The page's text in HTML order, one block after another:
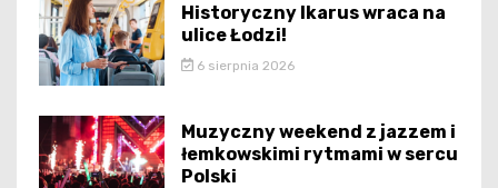
Historyczny Ikarus wraca na
ulice Łodzi!
6 sierpnia 2026
Muzyczny weekend z jazzem i
łemkowskimi rytmami w sercu
Polski